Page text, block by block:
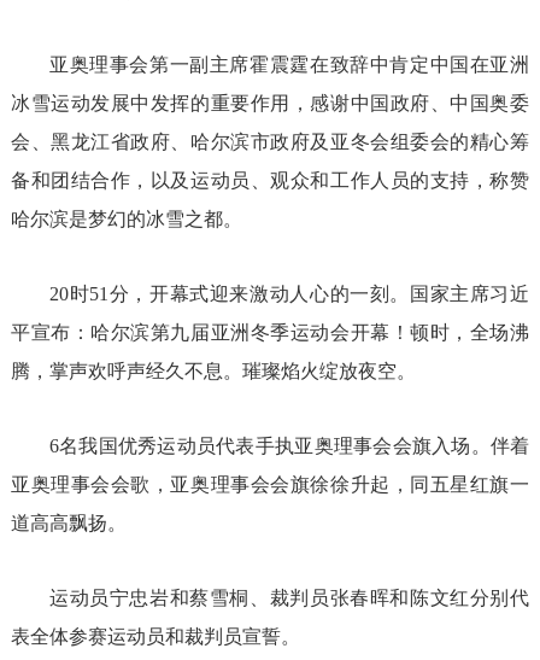
亚奥理事会第一副主席霍震霆在致辞中肯定中国在亚洲
冰雪运动发展中发挥的重要作用，感谢中国政府、中国奥委
会、黑龙江省政府、哈尔滨市政府及亚冬会组委会的精心筹
备和团结合作，以及运动员、观众和工作人员的支持，称赞
哈尔滨是梦幻的冰雪之都。
20时51分，开幕式迎来激动人心的一刻。国家主席习近
平宣布：哈尔滨第九届亚洲冬季运动会开幕！顿时，全场沸
腾，掌声欢呼声经久不息。璀璨焰火绽放夜空。
6名我国优秀运动员代表手执亚奥理事会会旗入场。伴着
亚奥理事会会歌，亚奥理事会会旗徐徐升起，同五星红旗一
道高高飘扬。
运动员宁忠岩和蔡雪桐、裁判员张春晖和陈文红分别代
表全体参赛运动员和裁判员宣誓。